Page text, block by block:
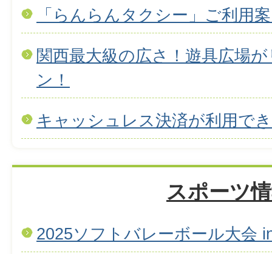
「らんらんタクシー」ご利用
関西最大級の広さ！遊具広場
ン！
キャッシュレス決済が利用で
スポーツ
2025ソフトバレーボール大会